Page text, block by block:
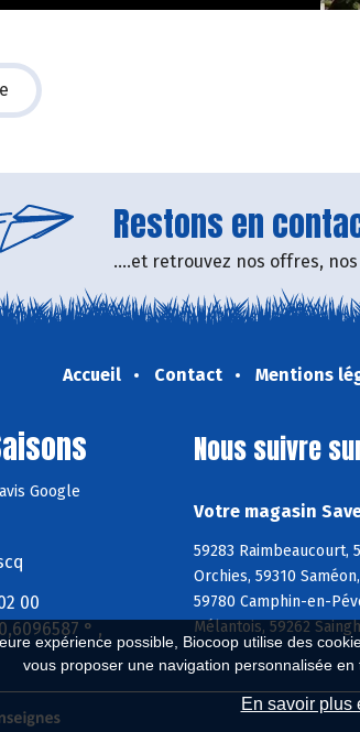
expérience possible, Biocoop utilise des
vous proposer une navigation personnalisée
En savoir plus
Restons en
....et retrouvez nos offres,
Accueil Contact Mentions
Google
00
° ,
Nous suivre
Votre magasin
59283 Raimbeaucourt,
Orchies, 59310
59780 Camphin-en-
Mélantois, 59262